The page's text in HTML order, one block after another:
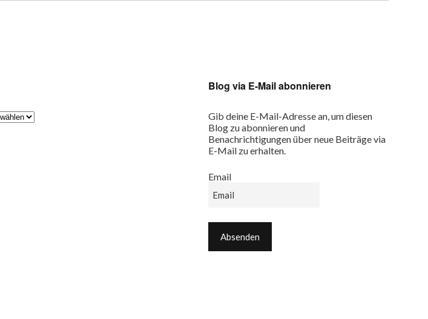
Blog via E-Mail abonnieren
Gib deine E-Mail-Adresse an, um diesen
Blog zu abonnieren und
Benachrichtigungen über neue Beiträge via
E-Mail zu erhalten.
Email